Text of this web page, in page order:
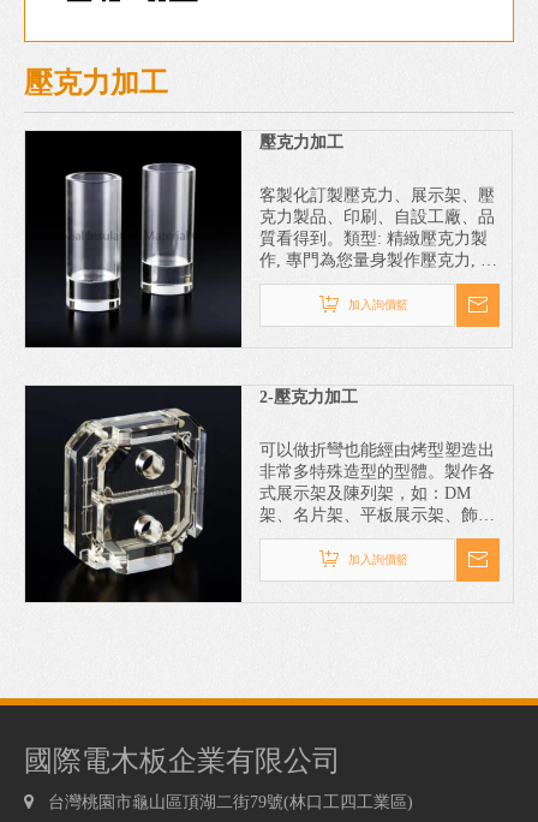
壓克力加工
壓克力加工
客製化訂製壓克力、展示架、壓
克力製品、印刷、自設工廠、品
質看得到。類型: 精緻壓克力製
作, 專門為您量身製作壓克力, 極
盡細心與用心。壓克力 加工 專
業服務 經驗老到
加入詢價籃
2-壓克力加工
可以做折彎也能經由烤型塑造出
非常多特殊造型的型體。製作各
式展示架及陳列架，如：DM
架、名片架、平板展示架、飾品
架等。除了桌上陳列，亦可製作
公佈欄上所使用的插牌，皆可訂
做特殊尺寸。
加入詢價籃
國際電木板企業有限公司
 台灣桃園市龜山區頂湖二街79號(林口工四工業區)